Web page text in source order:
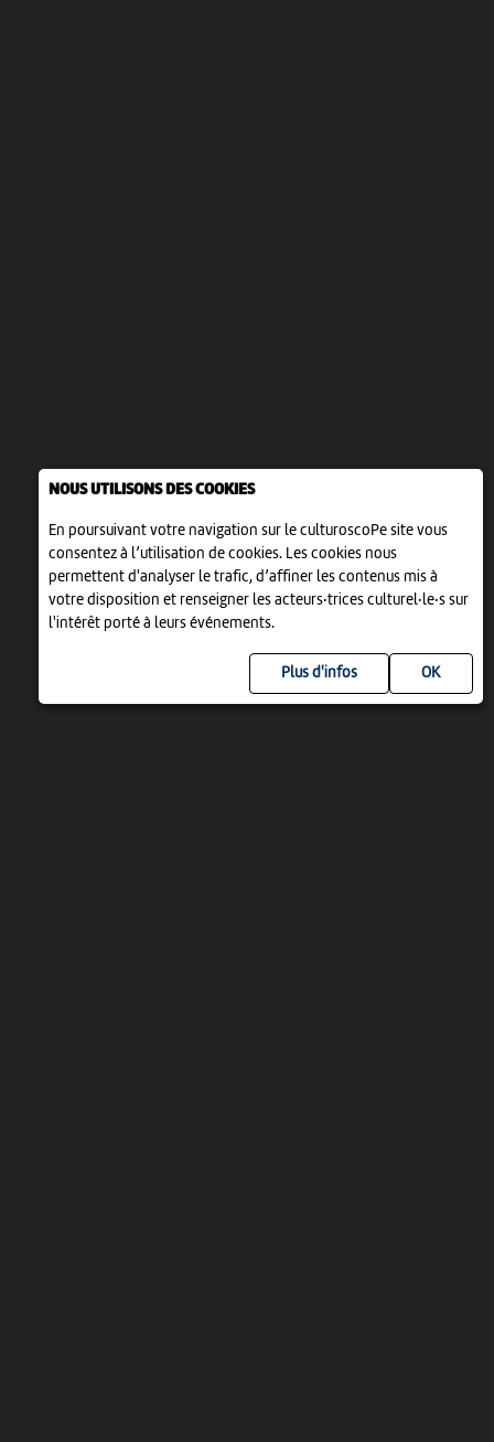
NOUS UTILISONS DES COOKIES
En poursuivant votre navigation sur le culturoscoPe site vous
consentez à l’utilisation de cookies. Les cookies nous
permettent d'analyser le trafic, d’affiner les contenus mis à
votre disposition et renseigner les acteurs·trices culturel·le·s sur
l'intérêt porté à leurs événements.
Plus d'infos